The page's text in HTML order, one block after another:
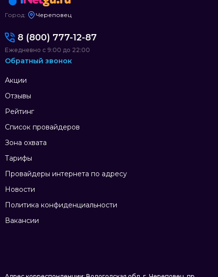
Город: Череповец
Акции
Отзывы
Рейтинг
Список провайдеров
Зона охвата
Тарифы
Провайдеры интернета по адресу
Новости
Политика конфиденциальности
Вакансии
8 (800) 777-12-87
Ежедневно с 9:00 до 22:00
Обратный звонок